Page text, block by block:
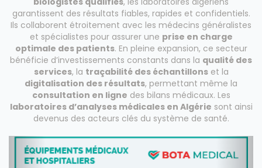
garantissent des résultats fiables, rapides et confidentiels.
Ils collaborent étroitement avec les médecins généralistes
et spécialistes pour assurer une prise en charge
optimale des patients. En pleine expansion, ce secteur
bénéficie d’investissements constants dans la qualité des
services, la traçabilité des échantillonset la
digitalisation des résultats, permettant même la
consultation en ligne des bilans médicaux. Les
laboratoires d’analyses médicales en Algérie sont ainsi
devenus des acteurs clés du système de santé.